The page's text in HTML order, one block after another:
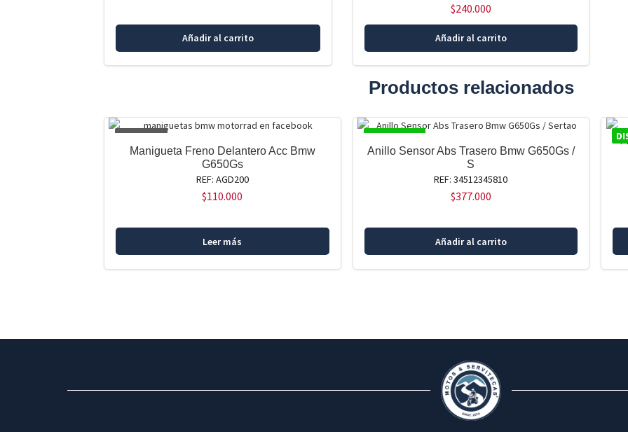
Añadir al carrito
$240.000
Añadir al carrito
Productos relacionados
AGOTADO
Manigueta Freno Delantero Acc Bmw
G650Gs
REF: AGD200
$110.000
Leer más
DISPONIBLE
Anillo Sensor Abs Trasero Bmw G650Gs /
S
REF: 34512345810
$377.000
Añadir al carrito